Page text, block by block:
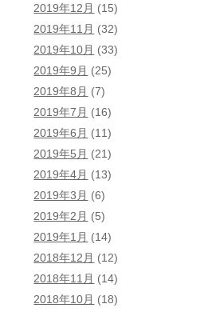
2019年12月 (15)
2019年11月 (32)
2019年10月 (33)
2019年9月 (25)
2019年8月 (7)
2019年7月 (16)
2019年6月 (11)
2019年5月 (21)
2019年4月 (13)
2019年3月 (6)
2019年2月 (5)
2019年1月 (14)
2018年12月 (12)
2018年11月 (14)
2018年10月 (18)